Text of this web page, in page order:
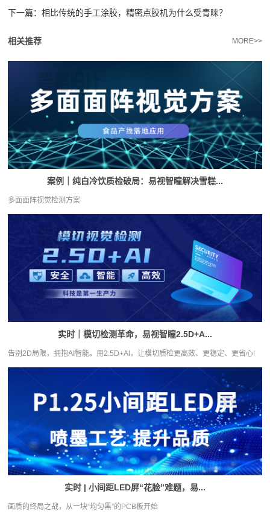
下一篇：相比传统的手工涂胶，精密点胶机为什么受青睐？
相关推荐 MORE>>
案例｜纯白冷饮质检破局：易视智瞳解决雪糕...
多面面阵视觉检测方案
实时｜模切检测革命，易视智瞳2.5D+A...
告别2D局限，拥抱AI智能。用2.5D+Al，让模切质检更高效、更稳定、更省心!
实时 | 小间距LED屏“花脸”难题，易...
画质的终局之战，从一块“均匀黑”的PCB板开始